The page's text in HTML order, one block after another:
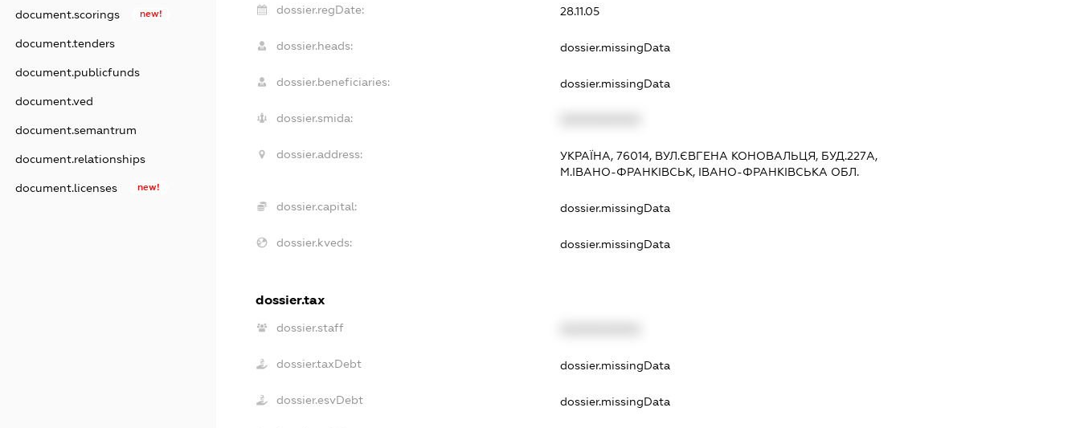
document.scorings new!
document.tenders
document.publicfunds
document.ved
document.semantrum
document.relationships
document.licenses new!
dossier.regDate: 28.11.05
dossier.heads: dossier.missingData
dossier.beneficiaries: dossier.missingData
dossier.smida:
dossier.address:
УКРАЇНА, 76014, ВУЛ.ЄВГЕНА КОНОВАЛЬЦЯ, БУД.227А,
М.ІВАНО-ФРАНКІВСЬК, ІВАНО-ФРАНКІВСЬКА ОБЛ.
dossier.capital: dossier.missingData
dossier.kveds: dossier.missingData
dossier.tax
dossier.staff
dossier.taxDebt dossier.missingData
dossier.esvDebt dossier.missingData